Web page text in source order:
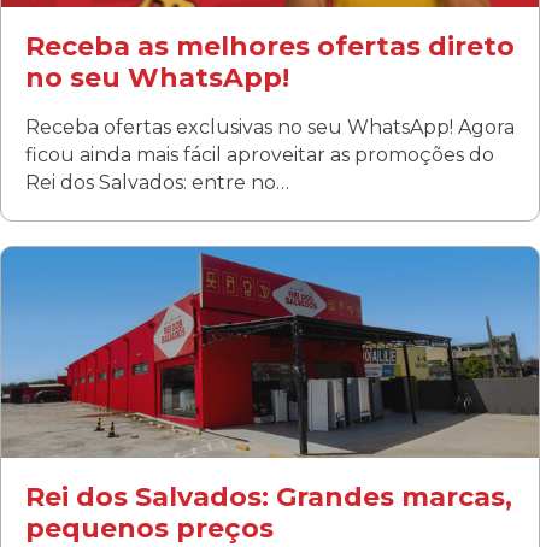
Fanny
Rua Albino Beatriz, 100 - Fanny, Curitiba –PR
Segunda a sábado: 09h00 às 19h00
Domingo: FECHADA
ÚLTIMOS DIAS DE LIQUIDAÇÃO!
(41) 3411-1754
(41) 99249-4620
Receba as melhores ofertas direto
no seu WhatsApp!
Receba ofertas exclusivas no seu WhatsApp! Agora
ficou ainda mais fácil aproveitar as promoções do
Rei dos Salvados: entre no…
Rei dos Salvados: Grandes marcas,
pequenos preços